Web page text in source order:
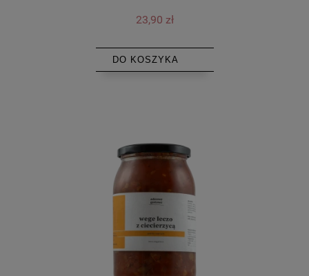
23,90 zł
DO KOSZYKA